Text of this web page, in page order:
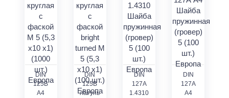
DIN
125В
А4
DIN
125В
латунь
DIN
127А
1.4310
DIN
127А
А4